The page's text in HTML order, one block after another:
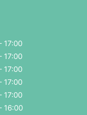
17:00
17:00
17:00
17:00
17:00
16:00